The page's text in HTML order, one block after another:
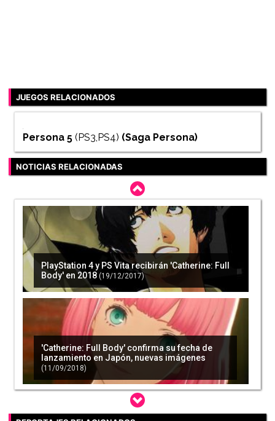
JUEGOS RELACIONADOS
Persona 5 (PS3,PS4) (Saga Persona)
NOTICIAS RELACIONADAS
PlayStation 4 y PS Vita recibirán 'Catherine: Full
Body' en 2018 (19/12/2017)
'Catherine: Full Body' confirma su fecha de
lanzamiento en Japón, nuevas imágenes
(11/09/2018)